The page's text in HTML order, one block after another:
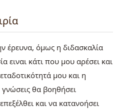
έρευνα, όμως η διδασκαλία
ειναι κάτι που μου αρέσει και
μου και η
θα βοηθήσει
και να κατανοήσει